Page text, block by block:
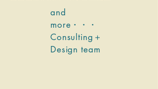
and
more・・・
​Consulting＋
Design team